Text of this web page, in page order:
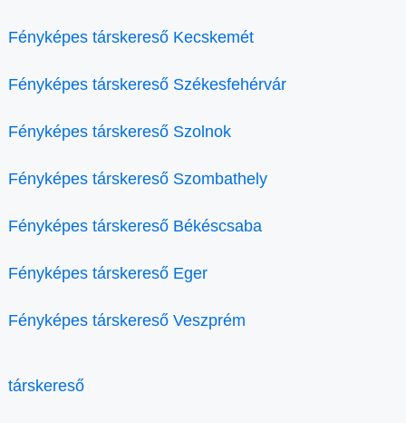
Fényképes társkereső Kecskemét
Fényképes társkereső Székesfehérvár
Fényképes társkereső Szolnok
Fényképes társkereső Szombathely
Fényképes társkereső Békéscsaba
Fényképes társkereső Eger
Fényképes társkereső Veszprém
társkereső